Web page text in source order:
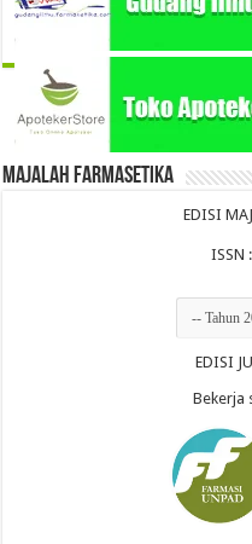
Majalah Farmasetika
EDISI
ISSN
EDISI
Bekerja